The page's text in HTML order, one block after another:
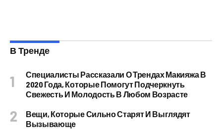
В Тренде
Специалисты Рассказали О Трендах Макияжа В
2020 Года, Которые Помогут Подчеркнуть
Свежесть И Молодость В Любом Возрасте
Вещи, Которые Сильно Старят И Выглядят
Вызывающе